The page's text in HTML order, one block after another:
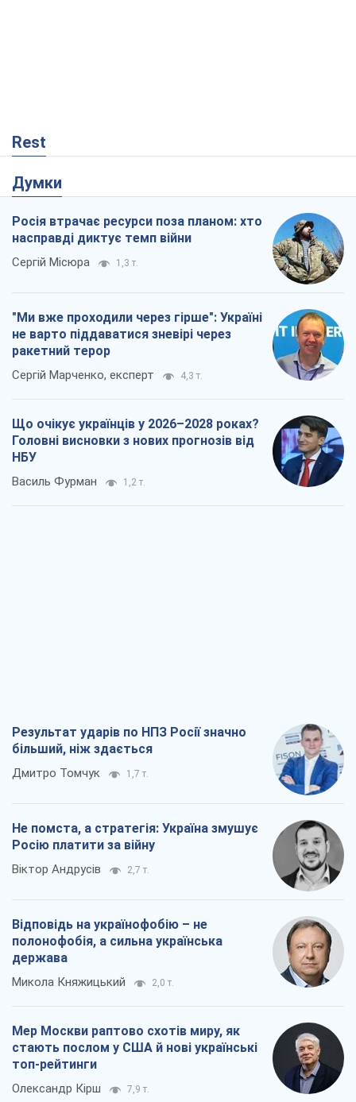
Rest
Думки
Росія втрачає ресурси поза планом: хто
насправді диктує темп війни
Сергій Місюра 1,3 т.
"Ми вже проходили через гірше": Україні
не варто піддаватися зневірі через
ракетний терор
Сергій Марченко, експерт 4,3 т.
Що очікує українців у 2026–2028 роках?
Головні висновки з нових прогнозів від
НБУ
Василь Фурман 1,2 т.
Результат ударів по НПЗ Росії значно
більший, ніж здається
Дмитро Томчук 1,7 т.
Не помста, а стратегія: Україна змушує
Росію платити за війну
Віктор Андрусів 2,7 т.
Відповідь на українофобію – не
полонофобія, а сильна українська
держава
Микола Княжицький 2,0 т.
Мер Москви раптово схотів миру, як
стають послом у США й нові українські
топ-рейтинги
Олександр Кірш 7,9 т.